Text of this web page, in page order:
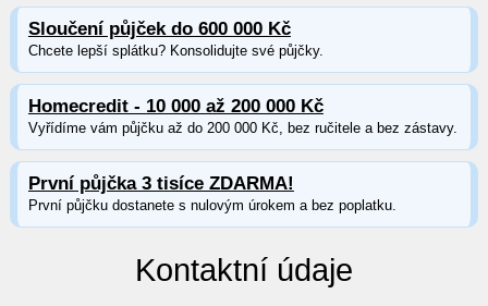
Sloučení půjček do 600 000 Kč
Chcete lepší splátku? Konsolidujte své půjčky.
Homecredit - 10 000 až 200 000 Kč
Vyřídíme vám půjčku až do 200 000 Kč, bez ručitele a bez zástavy.
První půjčka 3 tisíce ZDARMA!
První půjčku dostanete s nulovým úrokem a bez poplatku.
Kontaktní údaje